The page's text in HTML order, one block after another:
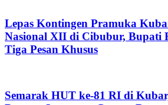
Lepas Kontingen Pramuka
Nasional XII di Cibubur, Bupati
Tiga Pesan Khusus
Semarak HUT ke-81 RI di